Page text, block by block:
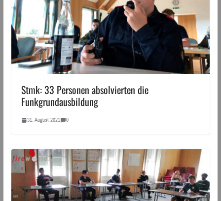
Stmk: 33 Personen absolvierten die
Funkgrundausbildung
31. August 2021 0